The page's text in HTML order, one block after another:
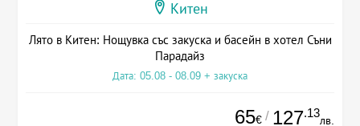
Китен
Лято в Китен: Нощувка със закуска и басейн в хотел Съни
Парадайз
Дата: 05.08 - 08.09 + закуска
65€ / 127.13
лв.